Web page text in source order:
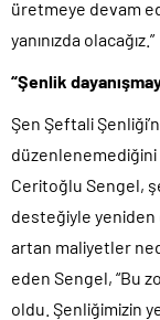
üretmeye devam
yanınızda olacağız.”
“Şenlik
Şen Şeftali
düzenlenemediğini
Ceritoğlu Sengel,
desteğiyle
artan maliyetler
eden Sengel, “Bu
oldu. Şenliğimizin